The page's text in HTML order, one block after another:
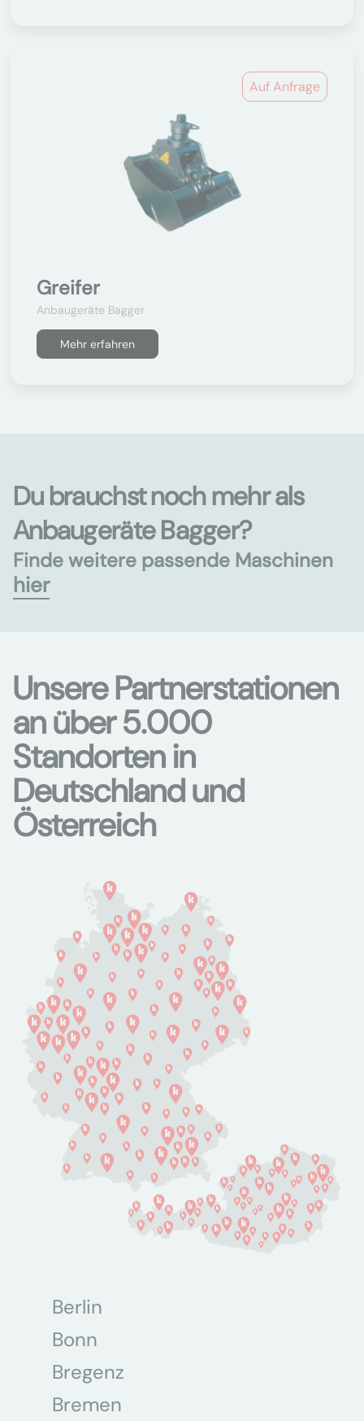
Auf Anfrage
Greifer
Anbaugeräte Bagger
Mehr erfahren
Du brauchst noch mehr als
Anbaugeräte Bagger?
Finde weitere passende Maschinen
hier
Unsere Partnerstationen
an über 5.000
Standorten in
Deutschland und
Österreich
Berlin
Bonn
Bregenz
Bremen